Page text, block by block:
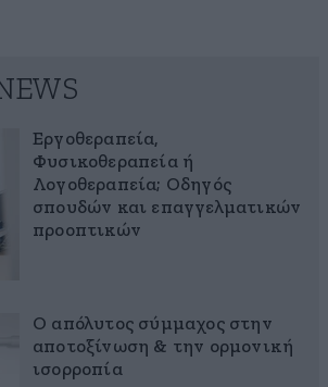
Εργοθεραπεία,
Φυσικοθεραπεία ή
Λογοθεραπεία; Οδηγός
σπουδών και επαγγελματικών
προοπτικών
Ο απόλυτος σύμμαχος στην
αποτοξίνωση & την ορμονική
ισορροπία